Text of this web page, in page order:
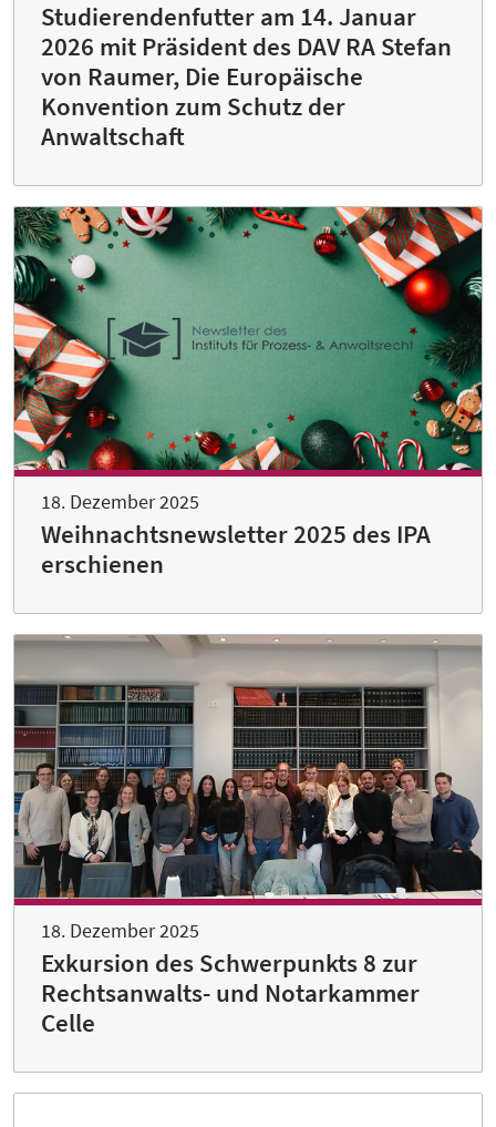
Studierendenfutter am 14. Januar
2026 mit Präsident des DAV RA Stefan
von Raumer, Die Europäische
Konvention zum Schutz der
Anwaltschaft
18. Dezember 2025
Weihnachtsnewsletter 2025 des IPA
erschienen
18. Dezember 2025
Exkursion des Schwerpunkts 8 zur
Rechtsanwalts- und Notarkammer
Celle